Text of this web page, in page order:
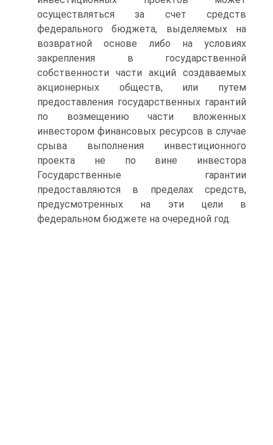
осуществляться за счет средств
федерального бюд­жета, выделяемых на
возвратной основе либо на условиях
закреп­ления в государственной
собственности части акций создаваемых
акционерных обществ, или путем
предоставления государственных гарантий
по возмещению части вложенных
инвестором финансовых ресурсов в случае
срыва выполнения инвестиционного
проекта не по вине инвестора
Государственные гарантии
предоставляются в пределах средств,
предусмотренных на эти цели в
федеральном бюджете на очередной год.